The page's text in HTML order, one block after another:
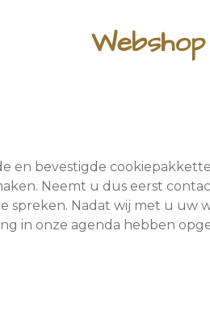
en bevestigde
Neemt u dus eerst
spreken. Nadat wij met u uw
in onze agenda hebben